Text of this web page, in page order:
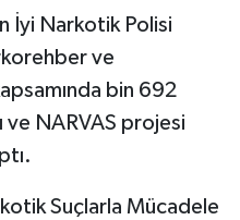
İyi Narkotik Polisi
ve
bin 692
ve NARVAS projesi
Suçlarla Mücadele